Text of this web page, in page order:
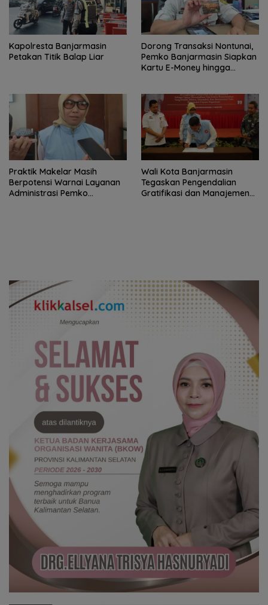
Kapolresta Banjarmasin
Petakan Titik Balap Liar
Dorong Transaksi Nontunai,
Pemko Banjarmasin Siapkan
Kartu E-Money hingga
Praktik Makelar Masih
Berpotensi Warnai Layanan
Administrasi Pemko
Wali Kota Banjarmasin
Tegaskan Pengendalian
Gratifikasi dan Manajemen